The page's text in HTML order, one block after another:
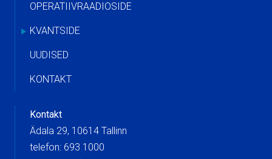
OPERATIIVRAADIOSIDE
KVANTSIDE
UUDISED
KONTAKT
Kontakt
Ädala 29, 10614 Tallinn
telefon: 693 1000